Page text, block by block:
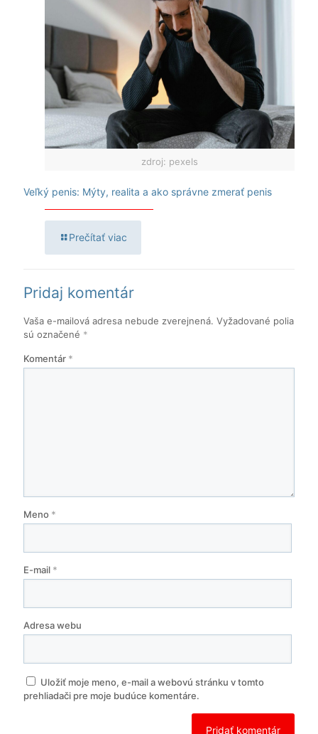
zdroj: pexels
Veľký penis: Mýty, realita a ako správne zmerať penis
Prečítať viac
Pridaj komentár
Vaša e-mailová adresa nebude zverejnená. Vyžadované polia
sú označené *
Komentár *
Meno *
E-mail *
Adresa webu
Uložiť moje meno, e-mail a webovú stránku v tomto
prehliadači pre moje budúce komentáre.